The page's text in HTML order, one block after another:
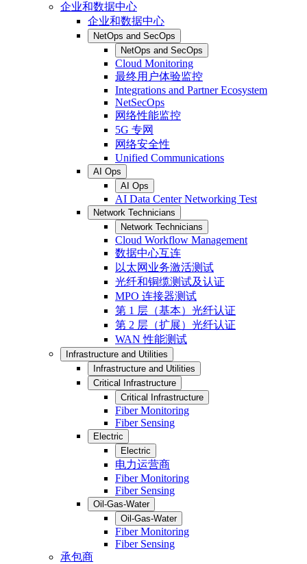
企业和数据中心
企业和数据中心
NetOps and SecOps
NetOps and SecOps
Cloud Monitoring
最终用户体验监控
Integrations and Partner Ecosystem
NetSecOps
网络性能监控
5G 专网
网络安全性
Unified Communications
AI Ops
AI Ops
AI Data Center Networking Test
Network Technicians
Network Technicians
Cloud Workflow Management
数据中心互连
以太网业务激活测试
光纤和铜缆测试及认证
MPO 连接器测试
第 1 层（基本）光纤认证
第 2 层（扩展）光纤认证
WAN 性能测试
Infrastructure and Utilities
Infrastructure and Utilities
Critical Infrastructure
Critical Infrastructure
Fiber Monitoring
Fiber Sensing
Electric
Electric
电力运营商
Fiber Monitoring
Fiber Sensing
Oil-Gas-Water
Oil-Gas-Water
Fiber Monitoring
Fiber Sensing
承包商